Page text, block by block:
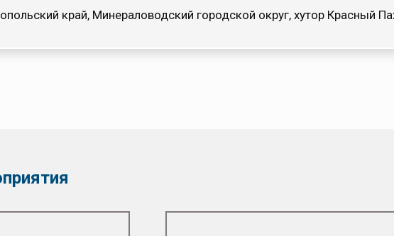
край, Минераловодский городской округ, хутор